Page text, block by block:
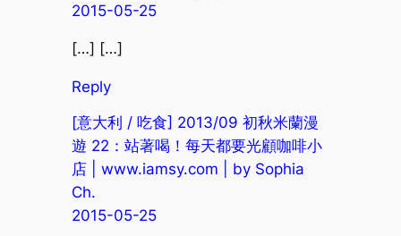
2015-05-25
[…] […]
Reply
[意大利 / 吃食] 2013/09 初秋米蘭漫
遊 22：站著喝！每天都要光顧咖啡小
店 | www.iamsy.com | by Sophia
Ch.
2015-05-25